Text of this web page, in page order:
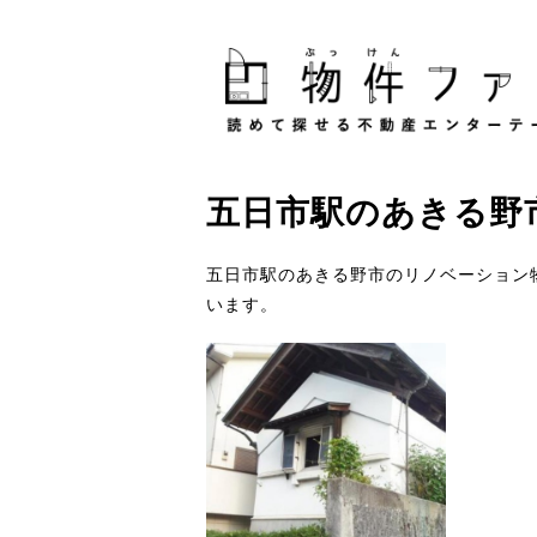
五日市駅のあきる野
五日市駅のあきる野市のリノベーショ
います。